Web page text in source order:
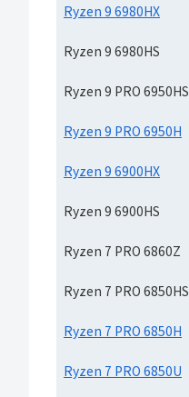
Ryzen 9 6980HX
Ryzen 9 6980HS
Ryzen 9 PRO 6950HS
Ryzen 9 PRO 6950H
Ryzen 9 6900HX
Ryzen 9 6900HS​
Ryzen 7 PRO 6860Z
Ryzen 7 PRO 6850HS
Ryzen 7 PRO 6850H
Ryzen 7 PRO 6850U